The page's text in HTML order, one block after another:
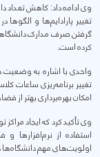
وی ادامە داد: کاهش تعداد
تغییر پارادایم‌ها و
گرفتن صرف مدارک
کردە است.
واحدی با اشاره به وضعیت
تغییر برنامه‌ریزی ساعات
امکان بهره‌برداری بهتر
وی تأکید کرد که ایجاد
استفاده از نرم‌افزارها
اولویت‌های مهم